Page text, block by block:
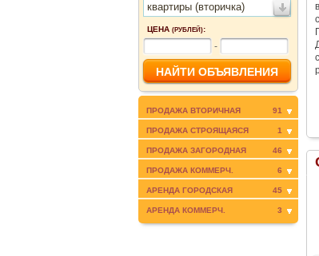
квартиры (вторичка)
ЦЕНА (РУБЛЕЙ):
-
ПРОДАЖА ВТОРИЧНАЯ 91
ПРОДАЖА СТРОЯЩАЯСЯ 1
ПРОДАЖА ЗАГОРОДНАЯ 46
ПРОДАЖА КОММЕРЧ. 6
АРЕНДА ГОРОДСКАЯ 45
АРЕНДА КОММЕРЧ. 3